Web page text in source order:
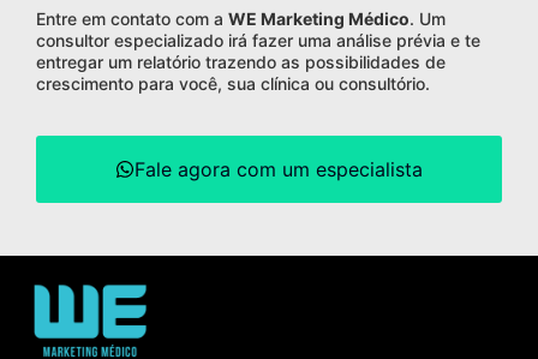
Entre em contato com a WE Marketing Médico. Um
consultor especializado irá fazer uma análise prévia e te
entregar um relatório trazendo as possibilidades de
crescimento para você, sua clínica ou consultório.
Fale agora com um especialista